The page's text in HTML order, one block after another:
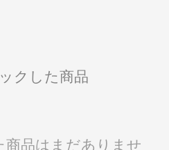
クした商品
商品はまだありませ